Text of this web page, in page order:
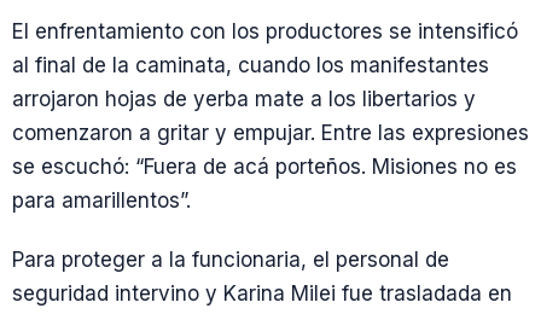
El enfrentamiento con los productores se intensificó
al final de la caminata, cuando los manifestantes
arrojaron hojas de yerba mate a los libertarios y
comenzaron a gritar y empujar. Entre las expresiones
se escuchó: “Fuera de acá porteños. Misiones no es
para amarillentos”.
Para proteger a la funcionaria, el personal de
seguridad intervino y Karina Milei fue trasladada en